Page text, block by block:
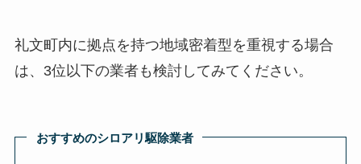
礼文町内に拠点を持つ地域密着型を重視する場合
は、3位以下の業者も検討してみてください。
おすすめのシロアリ駆除業者